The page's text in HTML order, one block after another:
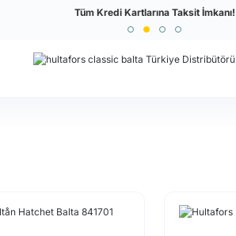
Türkiye'nin En Büyük Outdoor Sitesi
Tüm Kredi Kartlarına Taksit İmkanı!